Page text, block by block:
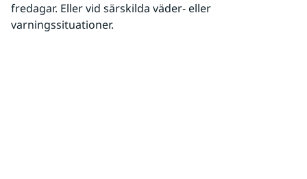
fredagar. Eller vid särskilda väder- eller
varningssituationer.